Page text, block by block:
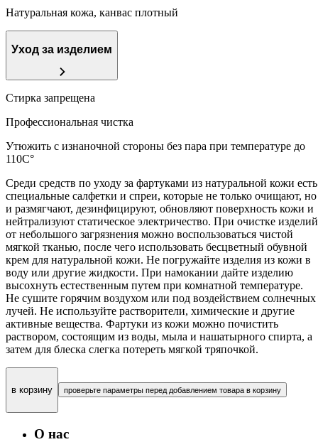
Натуральная кожа, канвас плотный
Уход за изделием
Стирка запрещена
Профессиональная чистка
Утюжить с изнаночной стороны без пара при температуре до
110С°
Среди средств по уходу за фартуками из натуральной кожи есть
специальные салфетки и спреи, которые не только очищают, но
и размягчают, дезинфицируют, обновляют поверхность кожи и
нейтрализуют статическое электричество. При очистке изделий
от небольшого загрязнения можно воспользоваться чистой
мягкой тканью, после чего использовать бесцветный обувной
крем для натуральной кожи. Не погружайте изделия из кожи в
воду или другие жидкости. При намокании дайте изделию
высохнуть естественным путем при комнатной температуре.
Не сушите горячим воздухом или под воздействием солнечных
лучей. Не используйте растворители, химические и другие
активные вещества. Фартуки из кожи можно почистить
раствором, состоящим из воды, мыла и нашатырного спирта, а
затем для блеска слегка потереть мягкой тряпочкой.
в корзину проверьте параметры перед добавлением товара в корзину
О нас